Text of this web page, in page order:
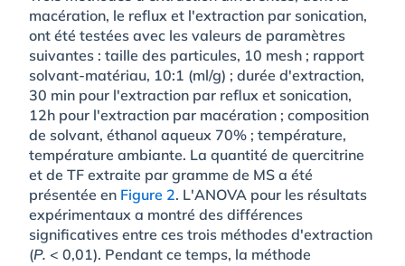
macération, le reflux et l'extraction par sonication,
ont été testées avec les valeurs de paramètres
suivantes : taille des particules, 10 mesh ; rapport
solvant-matériau, 10:1 (ml/g) ; durée d'extraction,
30 min pour l'extraction par reflux et sonication,
12h pour l'extraction par macération ; composition
de solvant, éthanol aqueux 70% ; température,
température ambiante. La quantité de quercitrine
et de TF extraite par gramme de MS a été
présentée en Figure 2. L'ANOVA pour les résultats
expérimentaux a montré des différences
significatives entre ces trois méthodes d'extraction
(P. < 0,01). Pendant ce temps, la méthode